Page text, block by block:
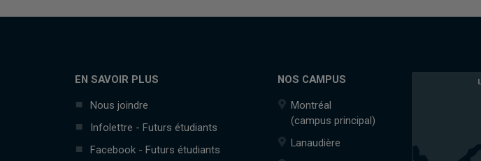
EN SAVOIR PLUS
Nous joindre
Infolettre - Futurs étudiants
Facebook - Futurs étudiants
NOS CAMPUS
Montréal
(campus principal)
Lanaudière